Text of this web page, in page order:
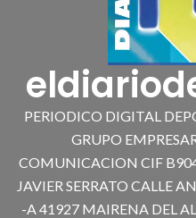
PERIODICO DIGITAL
GRUPO
COMUNICACION CIF
JAVIER SERRATO CALLE
-A 41927 MAIRENA DEL